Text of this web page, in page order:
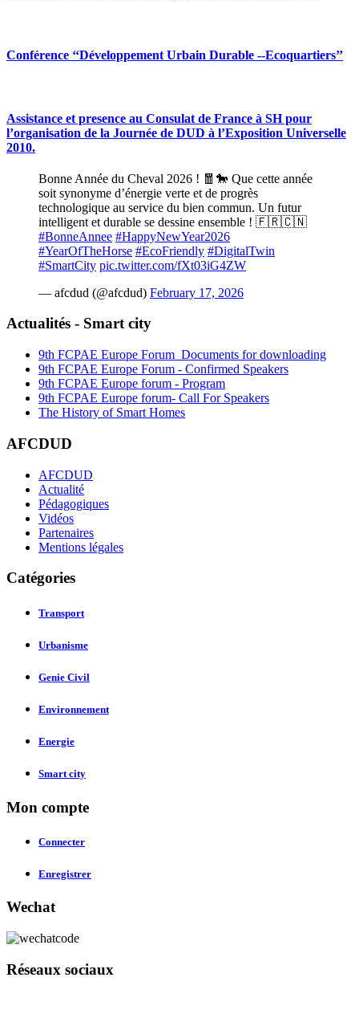
Conférence ‘‘Développement Urbain Durable --Ecoquartiers’’
Assistance et presence au Consulat de France à SH pour
l’organisation de la Journée de DUD à l’Exposition Universelle
2010.
Bonne Année du Cheval 2026 ! 🧧🐎 Que cette année
soit synonyme d’énergie verte et de progrès
technologique au service du bien commun. Un futur
intelligent et durable se dessine ensemble ! 🇫🇷🇨🇳
#BonneAnnee #HappyNewYear2026
#YearOfTheHorse #EcoFriendly #DigitalTwin
#SmartCity pic.twitter.com/fXt03iG4ZW
— afcdud (@afcdud) February 17, 2026
Actualités - Smart city
9th FCPAE Europe Forum_Documents for downloading
9th FCPAE Europe Forum - Confirmed Speakers
9th FCPAE Europe forum - Program
9th FCPAE Europe forum- Call For Speakers
The History of Smart Homes
AFCDUD
AFCDUD
Actualité
Pédagogiques
Vidéos
Partenaires
Mentions légales
Catégories
Transport
Urbanisme
Genie Civil
Environnement
Energie
Smart city
Mon compte
Connecter
Enregistrer
Wechat
Réseaux sociaux